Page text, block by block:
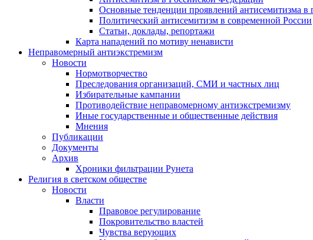
Основные тенденции проявлений антисемитизма в
Политический антисемитизм в современной России
Статьи, доклады, репортажи
Карта нападений по мотиву ненависти
Неправомерный антиэкстремизм
Новости
Нормотворчество
Преследования организаций, СМИ и частных лиц
Избирательные кампании
Противодействие неправомерному антиэкстремизму
Иные государственные и общественные действия
Мнения
Публикации
Документы
Архив
Хроники фильтрации Рунета
Религия в светском обществе
Новости
Власти
Правовое регулирование
Покровительство властей
Чувства верующих